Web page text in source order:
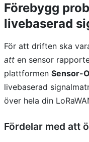
Förebygg
livebaserad
För att driften ska
att en sensor
plattformen Sensor-
livebaserad
över hela din
Fördelar med att